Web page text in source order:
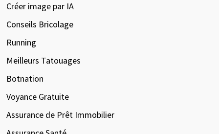
Créer image par IA
Conseils Bricolage
Running
Meilleurs Tatouages
Botnation
Voyance Gratuite
Assurance de Prêt Immobilier